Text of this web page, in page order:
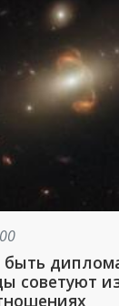
быть
советуют